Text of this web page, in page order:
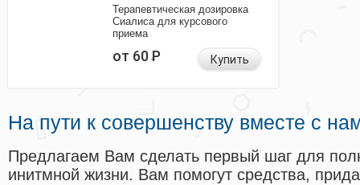
Терапевтическая дозировка
Сиалиса для курсового
приема
от 60Р Купить
На пути к совершенству вместе с
Предлагаем Вам сделать первый шаг для
инитмной жизни. Вам помогут средства,